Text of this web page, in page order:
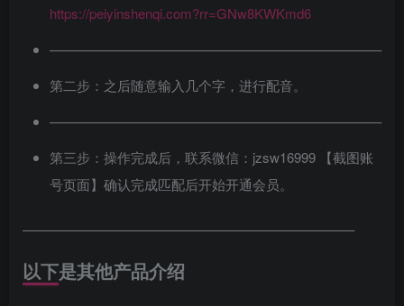
https://peiyinshenqi.com?rr=GNw8KWKmd6
————————————————————————–
第二步：之后随意输入几个字，进行配音。
————————————————————————–
第三步：操作完成后，联系微信：jzsw16999 【截图账
号页面】确认完成匹配后开始开通会员。
————————————————————————–
以下是其他产品介绍